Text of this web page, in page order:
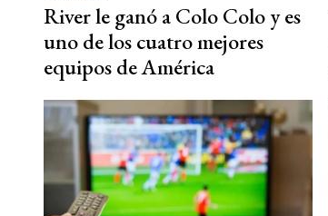
River le ganó a Colo Colo y es
uno de los cuatro mejores
equipos de América